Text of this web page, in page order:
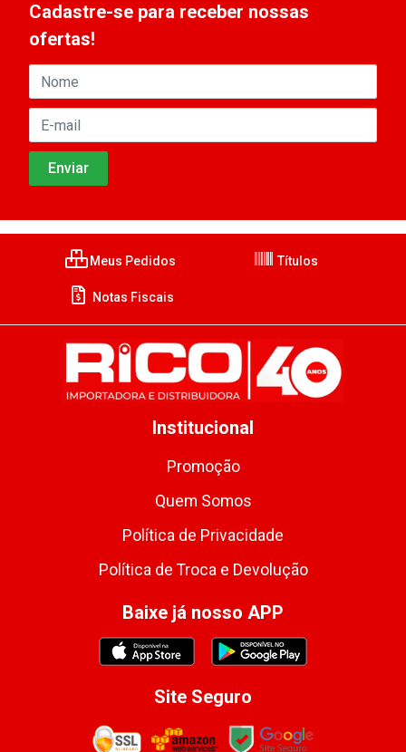
Cadastre-se para receber nossas
ofertas!
Meus Pedidos Títulos
Notas Fiscais
Institucional
Promoção
Quem Somos
Política de Privacidade
Política de Troca e Devolução
Baixe já nosso APP
Site Seguro